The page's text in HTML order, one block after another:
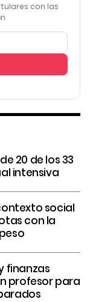
con las
20 de los 33
intensiva
social
con la
finanzas
profesor para